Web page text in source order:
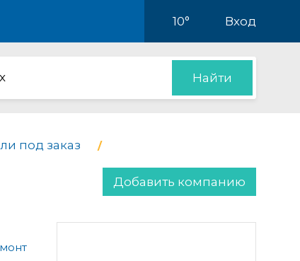
10° Вход
Найти
под заказ
Добавить компанию